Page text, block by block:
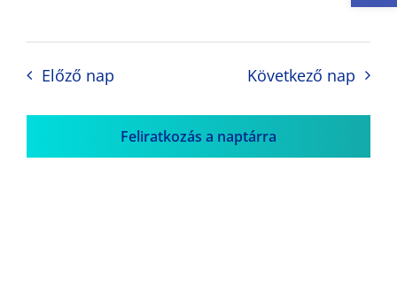
Előző nap Következő nap
Feliratkozás a naptárra